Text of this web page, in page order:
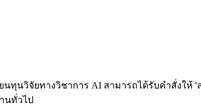
ทุนวิจัยทางวิชาการ AI สามารถได้รับคำสั่งให้ '
นทั่วไป